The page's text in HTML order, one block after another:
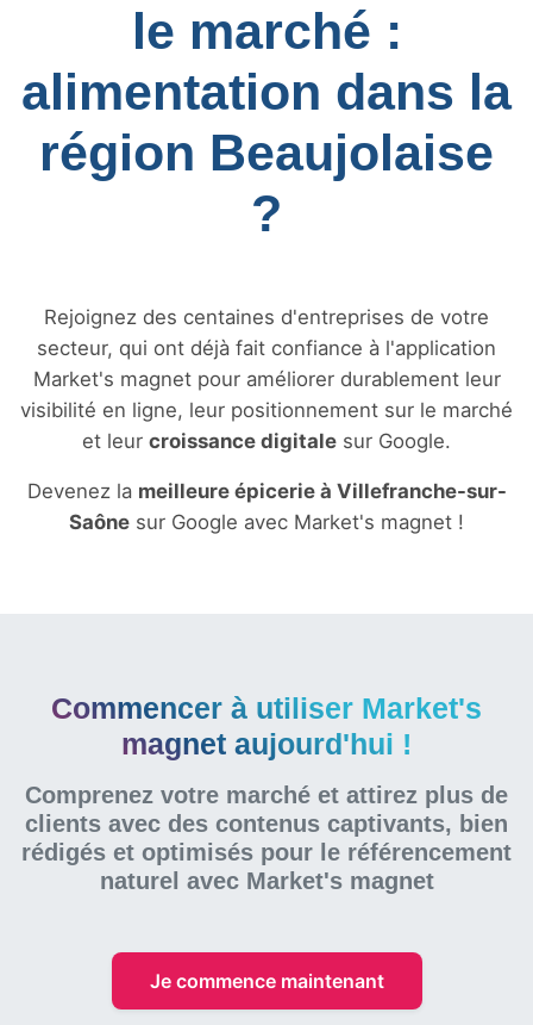
le marché :
alimentation dans la
région Beaujolaise
?
Rejoignez des centaines d'entreprises de votre
secteur, qui ont déjà fait confiance à l'application
Market's magnet pour améliorer durablement leur
visibilité en ligne, leur positionnement sur le marché
et leur croissance digitale sur Google.
Devenez la meilleure épicerie à Villefranche-sur-
Saône sur Google avec Market's magnet !
Commencer à utiliser Market's
magnet aujourd'hui !
Comprenez votre marché et attirez plus de
clients avec des contenus captivants, bien
rédigés et optimisés pour le référencement
naturel avec Market's magnet
Je commence maintenant